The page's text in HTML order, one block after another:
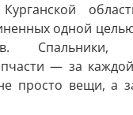
одной
Спальники,
— за
просто вещи, а